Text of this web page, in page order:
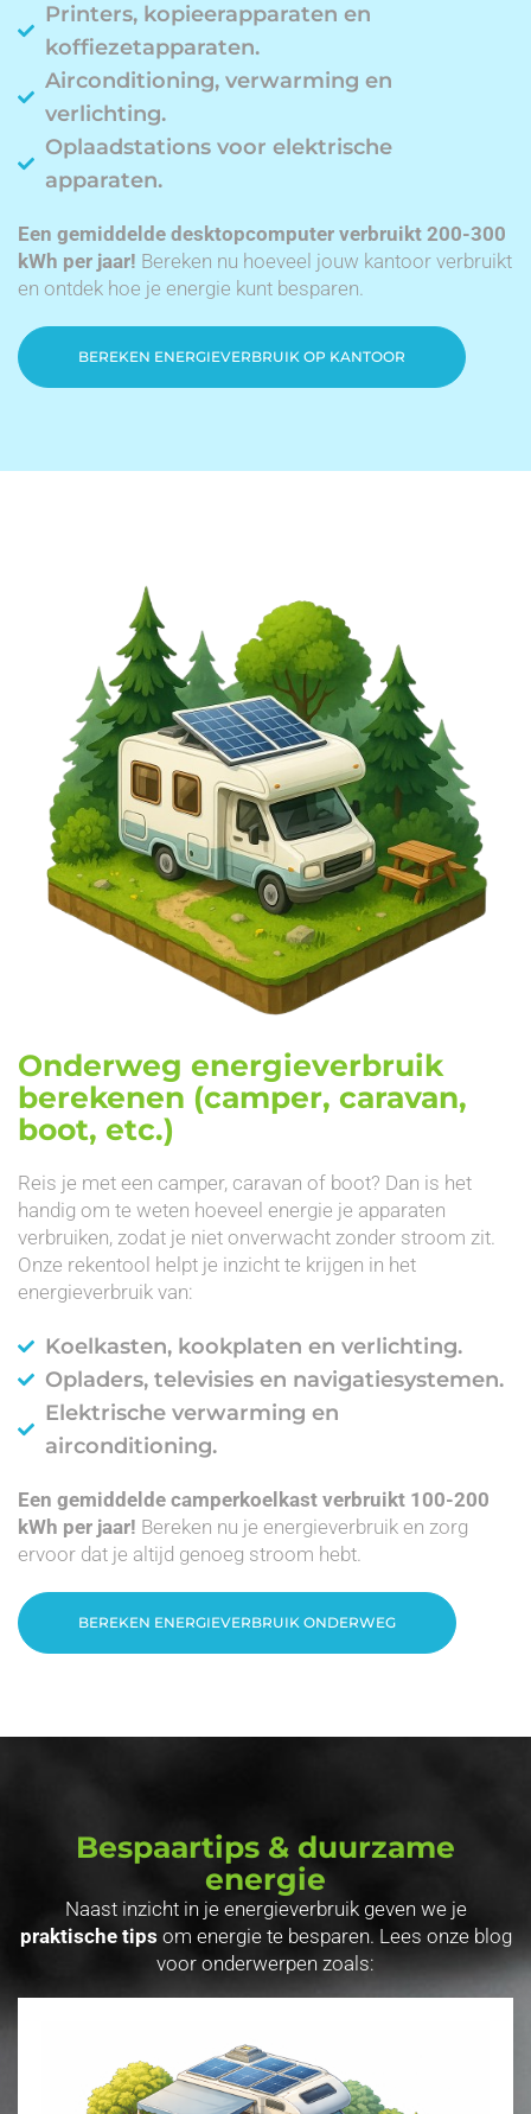
Printers, kopieerapparaten en
koffiezetapparaten.
Airconditioning, verwarming en
verlichting.
Oplaadstations voor elektrische
apparaten.
Een gemiddelde desktopcomputer verbruikt 200-300
kWh per jaar! Bereken nu hoeveel jouw kantoor verbruikt
en ontdek hoe je energie kunt besparen.
BEREKEN ENERGIEVERBRUIK OP KANTOOR
Onderweg energieverbruik
berekenen (camper, caravan,
boot, etc.)
Reis je met een camper, caravan of boot? Dan is het
handig om te weten hoeveel energie je apparaten
verbruiken, zodat je niet onverwacht zonder stroom zit.
Onze rekentool helpt je inzicht te krijgen in het
energieverbruik van:
Koelkasten, kookplaten en verlichting.
Opladers, televisies en navigatiesystemen.
Elektrische verwarming en
airconditioning.
Een gemiddelde camperkoelkast verbruikt 100-200
kWh per jaar! Bereken nu je energieverbruik en zorg
ervoor dat je altijd genoeg stroom hebt.
BEREKEN ENERGIEVERBRUIK ONDERWEG
Bespaartips & duurzame
energie
Naast inzicht in je energieverbruik geven we je
praktische tips om energie te besparen. Lees onze blog
voor onderwerpen zoals: